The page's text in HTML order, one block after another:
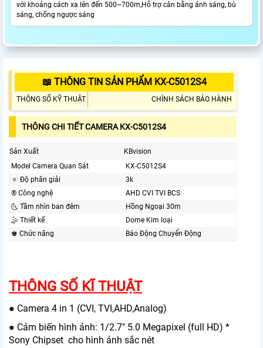
với khoảng cách xa lên đến 500~700m,Hỗ trợ cân bằng ánh sáng, bù
sáng, chống ngược sáng
📖 THÔNG TIN SẢN PHẨM KX-C5012S4
THÔNG SỐ KỸ THUẬT CHÍNH SÁCH BẢO HÀNH
THÔNG CHI TIẾT CAMERA KX-C5012S4
Sản Xuất
KBvision
Model Camera Quan Sát
KX-C5012S4
🔅 Độ phân giải
3k
®️ Công nghệ
AHD CVI TVI BCS
🌜 Tầm nhìn ban đêm
Hồng Ngoại 30m
🤹 Thiết kế
Dome Kim loại
♚ Chức năng
Báo Động Chuyển Động
THÔNG SỐ KĨ THUẬT
● Camera 4 in 1 (CVI, TVI,AHD,Analog)
● Cảm biến hình ảnh: 1/2.7" 5.0 Megapixel (full HD) *
Sony Chipset cho hình ảnh sắc nét